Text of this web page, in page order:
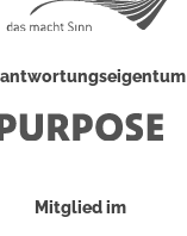
Mitglied im